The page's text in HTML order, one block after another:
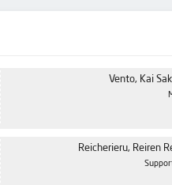
Vento, Kai
Reicherieru, Reiren